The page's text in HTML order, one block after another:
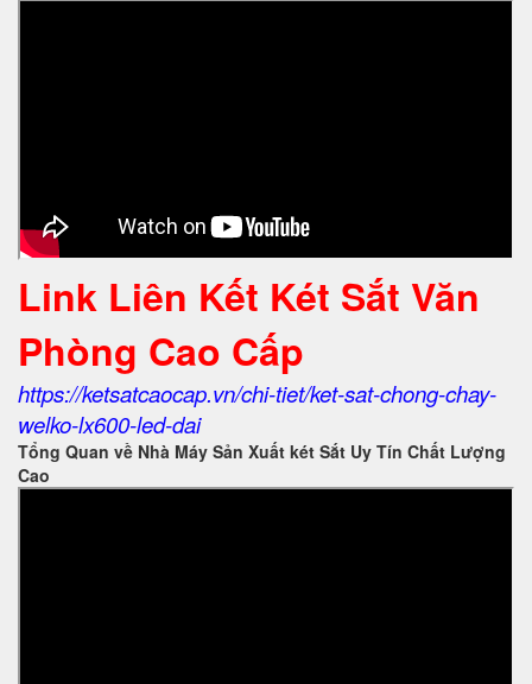
Link Liên Kết Két Sắt Văn
Phòng Cao Cấp
https://ketsatcaocap.vn/chi-tiet/ket-sat-chong-chay-
welko-lx600-led-dai
Tổng Quan về Nhà Máy Sản Xuất két Sắt Uy Tín Chất Lượng
Cao